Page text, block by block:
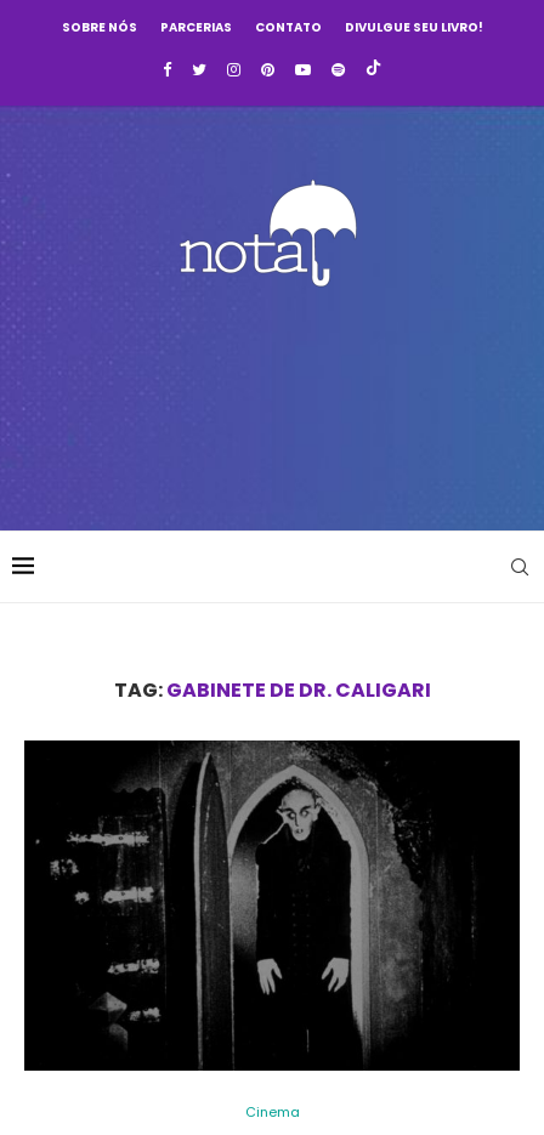
SOBRE NÓS PARCERIAS CONTATO DIVULGUE SEU LIVRO!
TAG:GABINETE DE DR. CALIGARI
Cinema